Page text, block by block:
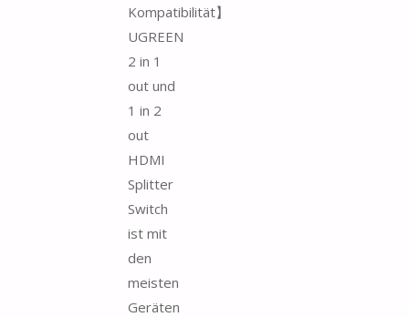
Kompatibilität】
UGREEN
2 in 1
out und
1 in 2
out
HDMI
Splitter
Switch
ist mit
den
meisten
Geräten